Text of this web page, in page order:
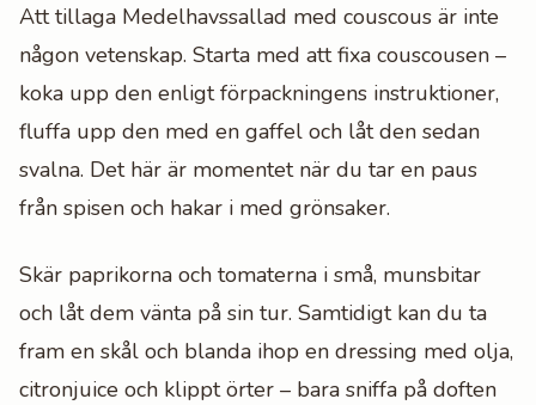
Att tillaga Medelhavssallad med couscous är inte
någon vetenskap. Starta med att fixa couscousen –
koka upp den enligt förpackningens instruktioner,
fluffa upp den med en gaffel och låt den sedan
svalna. Det här är momentet när du tar en paus
från spisen och hakar i med grönsaker.
Skär paprikorna och tomaterna i små, munsbitar
och låt dem vänta på sin tur. Samtidigt kan du ta
fram en skål och blanda ihop en dressing med olja,
citronjuice och klippt örter – bara sniffa på doften